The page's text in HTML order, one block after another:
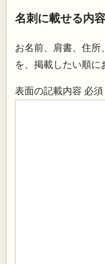
名刺に載せる内容
お名前、肩書、住所
を、掲載したい順に
表面の記載内容 必須